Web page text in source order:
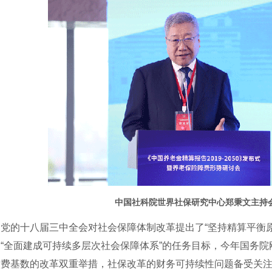
中国社科院世界社保研究中心郑秉文主持
十八届三中全会对社会保障体制改革提出了“坚持精算平衡
全面建成可持续多层次社会保障体系”的任务目标，今年国务
基数的改革双重举措，社保改革的财务可持续性问题备受关